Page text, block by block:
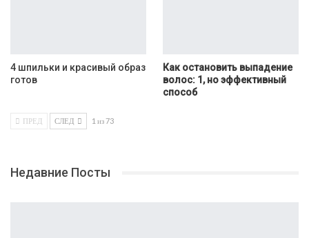
4 шпильки и красивый образ
готов
Как остановить выпадение
волос: 1, но эффективный
способ
ПРЕД СЛЕД 1 из 73
Недавние Посты